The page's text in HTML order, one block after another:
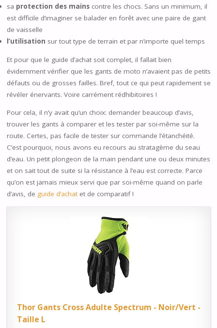
sa protection des mainscontre les chocs. Sans un minimum, il
est difficile d’imaginer se balader en forêt avec une paire de gant
de vaisselle
l’utilisation sur tout type de terrain et par n’importe quel temps
Et pour que le guide d’achat soit complet, il fallait bien
évidemment vérifier que les gants de moto n’avaient pas de petits
défauts ou de grosses failles. Bref, tout ce qui peut rapidement se
révéler énervants. Voire carrément rédhibitoires !
Pour cela, il n’y avait qu’un choix: demander beaucoup d’avis,
trouver les gants à comparer et les tester par soi-même sur la
route. Certes, pas facile de tester sur commande l’étanchéité.
C’est pourquoi, nous avons eu recours au stratagème du seau
d’eau. Un petit plongeon de la main pendant une ou deux minutes
et on sait tout de suite si la résistance à l’eau est correcte. Parce
qu’on est jamais mieux servi que par soi-même quand on parle
d’avis, de guide d’achat et de comparatif !
Thor Gants Cross Adulte Spectrum - Noir/Vert -
Taille L